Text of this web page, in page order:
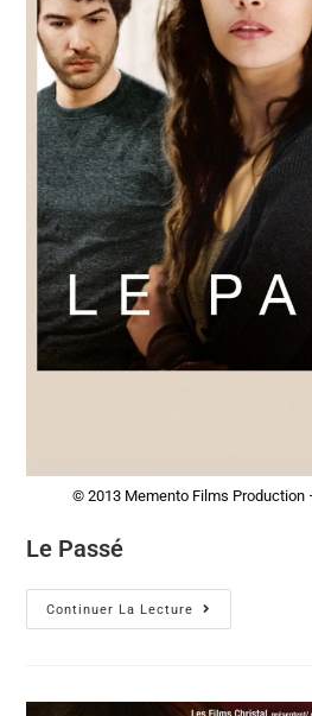
© 2013 Memento Films Production
Le Passé
Continuer La Lecture